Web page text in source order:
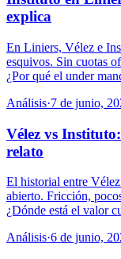
explica
En Liniers, Vélez e
esquivos. Sin cuotas
¿Por qué el under
Análisis·7 de junio,
Vélez vs
relato
El historial entre
abierto. Fricción,
¿Dónde está el valor
Análisis·6 de junio,